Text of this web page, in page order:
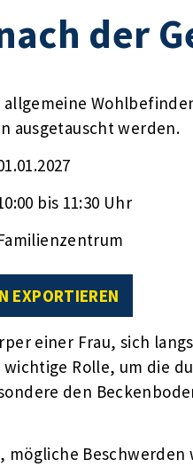
der
allgemeine
ausgetauscht werden.
bis 11:30 Uhr
EXPORTIEREN
einer Frau, sich
Rolle, um die
den
mögliche